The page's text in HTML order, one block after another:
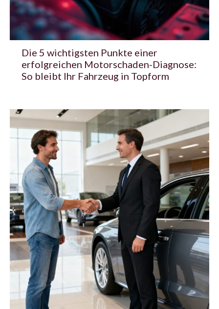
Die 5 wichtigsten Punkte einer
erfolgreichen Motorschaden-Diagnose:
So bleibt Ihr Fahrzeug in Topform